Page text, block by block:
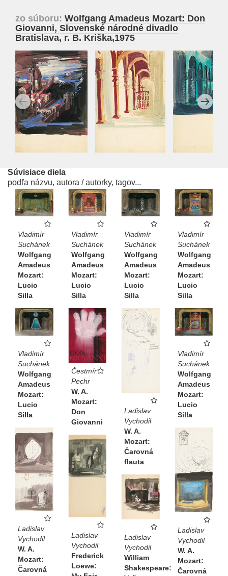
zo súboru: Wolfgang Amadeus Mozart: Don
Giovanni, Slovenské národné divadlo
Bratislava, r. B. Kriška,1975
Súvisiace diela
podľa názvu, autora / autorky, tagov...
Vladimír
Suchánek
Wolfgang
Amadeus
Mozart:
Lucio
Silla
Vladimír
Suchánek
Wolfgang
Amadeus
Mozart:
Lucio
Silla
Vladimír
Suchánek
Wolfgang
Amadeus
Mozart:
Lucio
Silla
Vladimír
Suchánek
Wolfgang
Amadeus
Mozart:
Lucio
Silla
Vladimír
Suchánek
Wolfgang
Amadeus
Mozart:
Lucio
Silla
Vladimír
Suchánek
Wolfgang
Amadeus
Mozart:
Lucio
Silla
Čestmír
Pechr
W. A.
Mozart:
Don
Giovanni
Ladislav
Vychodil
W. A.
Mozart:
Čarovná
flauta
Ladislav
Vychodil
W. A.
Mozart:
Čarovná
Ladislav
Vychodil
W. A.
Mozart:
Čarovná
Ladislav
Vychodil
Frederick
Loewe:
Ladislav
Vychodil
William
Shakespeare: